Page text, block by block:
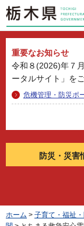
栃木県
重要なお知らせ
令和８(2026)年７
ータルサイト」を
危機管理・防災ポ
防災・ 災害
ホーム > 子育て・福祉